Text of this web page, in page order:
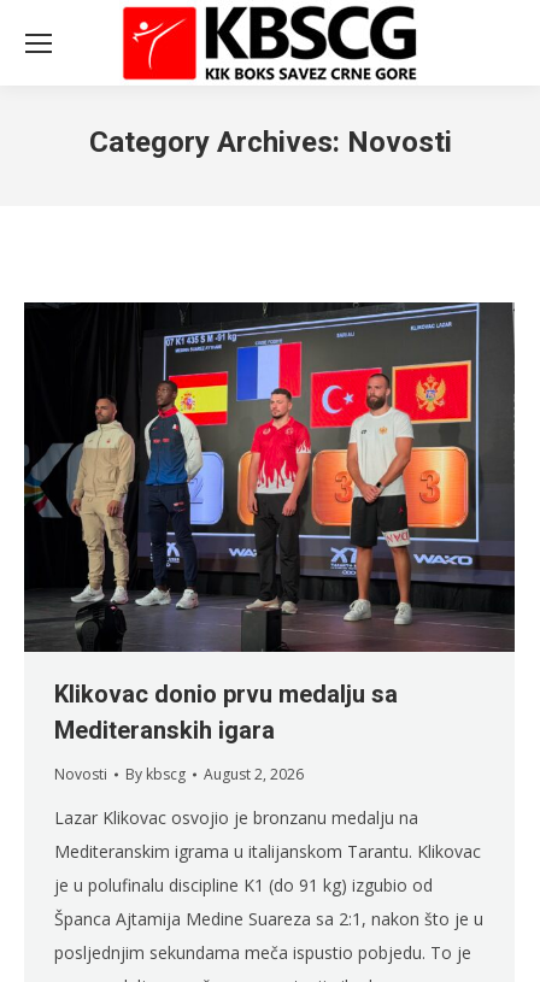
Category Archives: Novosti
Klikovac donio prvu medalju sa
Mediteranskih igara
Novosti By kbscg August 2, 2026
Lazar Klikovac osvojio je bronzanu medalju na
Mediteranskim igrama u italijanskom Tarantu. Klikovac
je u polufinalu discipline K1 (do 91 kg) izgubio od
Španca Ajtamija Medine Suareza sa 2:1, nakon što je u
posljednjim sekundama meča ispustio pobjedu. To je